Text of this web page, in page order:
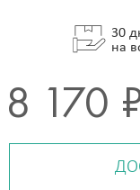
30
на
8 170